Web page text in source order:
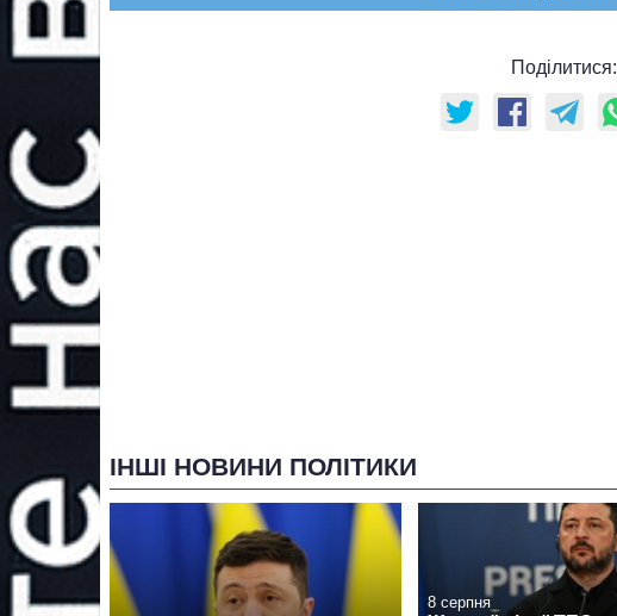
Поділитися:
ІНШІ НОВИНИ ПОЛІТИКИ
8 серпня